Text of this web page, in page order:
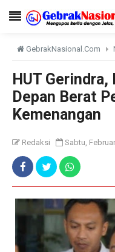
GebrakNasional.Com
HUT
Depan Berat
Kemenangan
Redaksi Sabtu,